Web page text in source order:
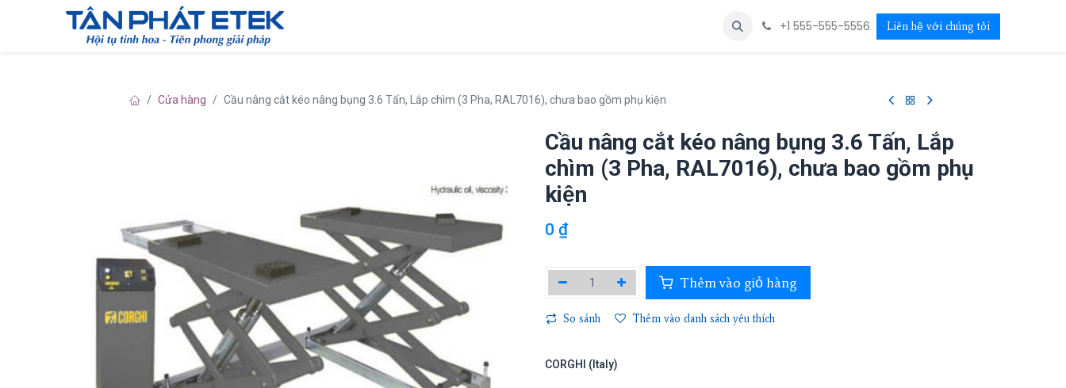
+1 555-555-5556 Liên hệ với chúng tôi
Cửa hàng Cầu nâng cắt kéo nâng bụng 3.6 Tấn, Lắp chìm (3 Pha, RAL7016), chưa bao gồm phụ kiện
Cầu nâng cắt kéo nâng bụng 3.6 Tấn, Lắp
chìm (3 Pha, RAL7016), chưa bao gồm phụ
kiện
0 ₫
Thêm vào giỏ hàng
So sánh Thêm vào danh sách yêu thích
CORGHI (Italy)